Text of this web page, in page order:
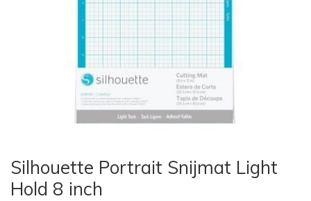
Silhouette Portrait Snijmat Light
Hold 8 inch